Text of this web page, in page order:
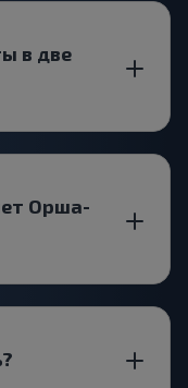
в две
Орша-